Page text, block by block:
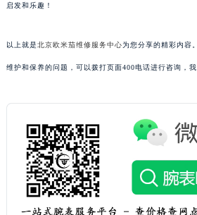
启发和乐趣！
以上就是北京欧米茄维修服务中心为您分享的精彩内容
维护和保养的问题，可以拨打页面400电话进行咨询，我